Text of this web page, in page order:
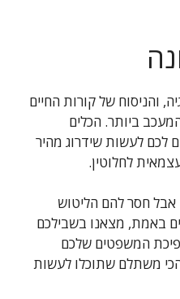
והניסוח של קורות החיים
ביותר. הכלים
לכם לעשות שידרוג מהיר
לחלוטין.
אבל חסר להם הליטוש
באמת, מצאנו בשבילכם
המשפטים שלכם
משתלם שתוכלו לעשות